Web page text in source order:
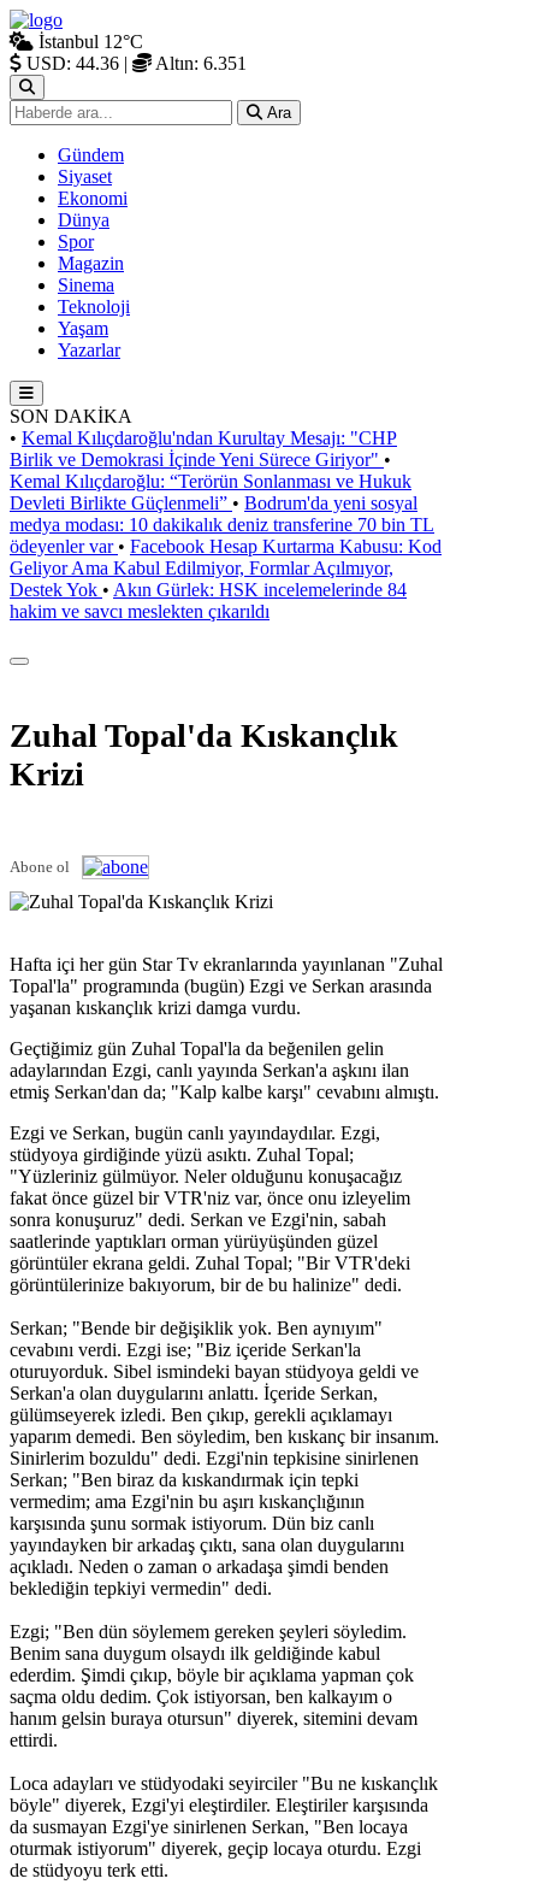
İstanbul 12°C
USD: 44.36 | Altın: 6.351
Ara
Gündem
Siyaset
Ekonomi
Dünya
Spor
Magazin
Sinema
Teknoloji
Yaşam
Yazarlar
SON DAKİKA
• Kemal Kılıçdaroğlu'ndan Kurultay Mesajı: "CHP
Birlik ve Demokrasi İçinde Yeni Sürece Giriyor" •
Kemal Kılıçdaroğlu: “Terörün Sonlanması ve Hukuk
Devleti Birlikte Güçlenmeli” • Bodrum'da yeni sosyal
medya modası: 10 dakikalık deniz transferine 70 bin TL
ödeyenler var • Facebook Hesap Kurtarma Kabusu: Kod
Geliyor Ama Kabul Edilmiyor, Formlar Açılmıyor,
Destek Yok • Akın Gürlek: HSK incelemelerinde 84
hakim ve savcı meslekten çıkarıldı
Zuhal Topal'da Kıskançlık
Krizi
Abone ol
Hafta içi her gün Star Tv ekranlarında yayınlanan "Zuhal
Topal'la" programında (bugün) Ezgi ve Serkan arasında
yaşanan kıskançlık krizi damga vurdu.
Geçtiğimiz gün Zuhal Topal'la da beğenilen gelin
adaylarından Ezgi, canlı yayında Serkan'a aşkını ilan
etmiş Serkan'dan da; "Kalp kalbe karşı" cevabını almıştı.
Ezgi ve Serkan, bugün canlı yayındaydılar. Ezgi,
stüdyoya girdiğinde yüzü asıktı. Zuhal Topal;
"Yüzleriniz gülmüyor. Neler olduğunu konuşacağız
fakat önce güzel bir VTR'niz var, önce onu izleyelim
sonra konuşuruz" dedi. Serkan ve Ezgi'nin, sabah
saatlerinde yaptıkları orman yürüyüşünden güzel
görüntüler ekrana geldi. Zuhal Topal; "Bir VTR'deki
görüntülerinize bakıyorum, bir de bu halinize" dedi.
Serkan; "Bende bir değişiklik yok. Ben aynıyım"
cevabını verdi. Ezgi ise; "Biz içeride Serkan'la
oturuyorduk. Sibel ismindeki bayan stüdyoya geldi ve
Serkan'a olan duygularını anlattı. İçeride Serkan,
gülümseyerek izledi. Ben çıkıp, gerekli açıklamayı
yaparım demedi. Ben söyledim, ben kıskanç bir insanım.
Sinirlerim bozuldu" dedi. Ezgi'nin tepkisine sinirlenen
Serkan; "Ben biraz da kıskandırmak için tepki
vermedim; ama Ezgi'nin bu aşırı kıskançlığının
karşısında şunu sormak istiyorum. Dün biz canlı
yayındayken bir arkadaş çıktı, sana olan duygularını
açıkladı. Neden o zaman o arkadaşa şimdi benden
beklediğin tepkiyi vermedin" dedi.
Ezgi; "Ben dün söylemem gereken şeyleri söyledim.
Benim sana duygum olsaydı ilk geldiğinde kabul
ederdim. Şimdi çıkıp, böyle bir açıklama yapman çok
saçma oldu dedim. Çok istiyorsan, ben kalkayım o
hanım gelsin buraya otursun" diyerek, sitemini devam
ettirdi.
Loca adayları ve stüdyodaki seyirciler "Bu ne kıskançlık
böyle" diyerek, Ezgi'yi eleştirdiler. Eleştiriler karşısında
da susmayan Ezgi'ye sinirlenen Serkan, "Ben locaya
oturmak istiyorum" diyerek, geçip locaya oturdu. Ezgi
de stüdyoyu terk etti.